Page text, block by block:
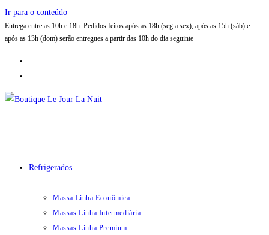
Ir para o conteúdo
Entrega entre as 10h e 18h. Pedidos feitos após as 18h (seg a sex), após as 15h (sáb) e
após as 13h (dom) serão entregues a partir das 10h do dia seguinte
Refrigerados
Massa Linha Econômica
Massas Linha Intermediária
Massas Linha Premium